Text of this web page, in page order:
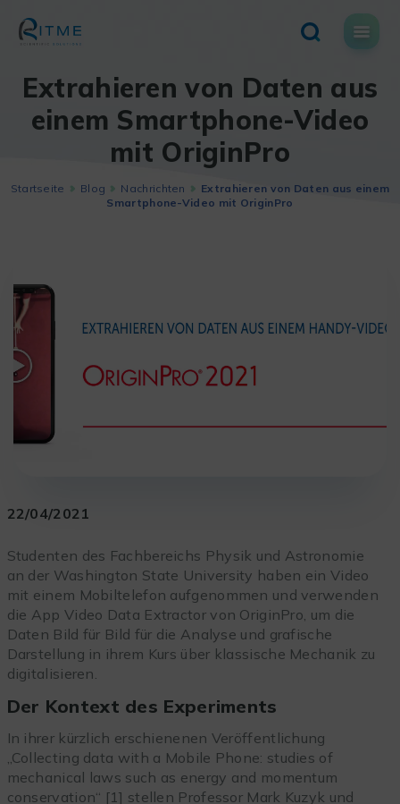
content
Extrahieren von Daten aus
einem Smartphone-Video
mit OriginPro
Startseite Blog Nachrichten
Extrahieren von Daten aus einem
Smartphone-Video mit OriginPro
22/04/2021
Studenten des Fachbereichs Physik und Astronomie
an der Washington State University haben ein Video
mit einem Mobiltelefon aufgenommen und verwenden
die App Video Data Extractor von OriginPro, um die
Daten Bild für Bild für die Analyse und grafische
Darstellung in ihrem Kurs über klassische Mechanik zu
digitalisieren.
Der Kontext des Experiments
In ihrer kürzlich erschienenen Veröffentlichung
„Collecting data with a Mobile Phone: studies of
mechanical laws such as energy and momentum
conservation“ [1] stellen Professor Mark Kuzyk und